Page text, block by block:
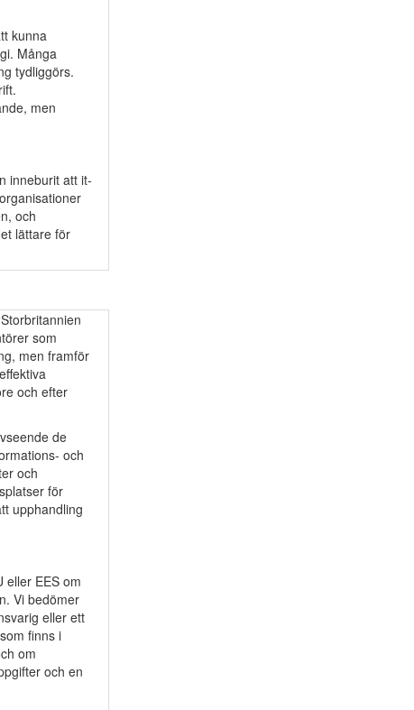
kunna
Många
tydliggörs.
men
inneburit att it-
och
lättare för
som
men framför
och efter
de
och
och
för
upphandling
eller EES om
Vi bedömer
eller ett
finns i
om
och en